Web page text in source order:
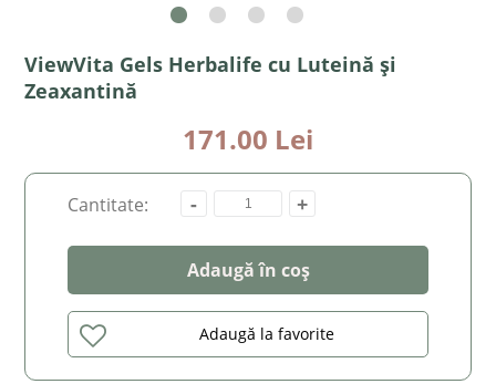
ViewVita Gels Herbalife cu Luteină și
Zeaxantină
171.00 Lei
Cantitate: - +
Adaugă în coș
Adaugă la favorite